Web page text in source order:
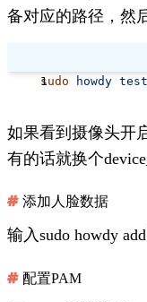
备对应的路径，然
sudo howdy test
如果看到摄像头开
有的话就换个
添加人脸数据
输入sudo howdy add
配置PAM